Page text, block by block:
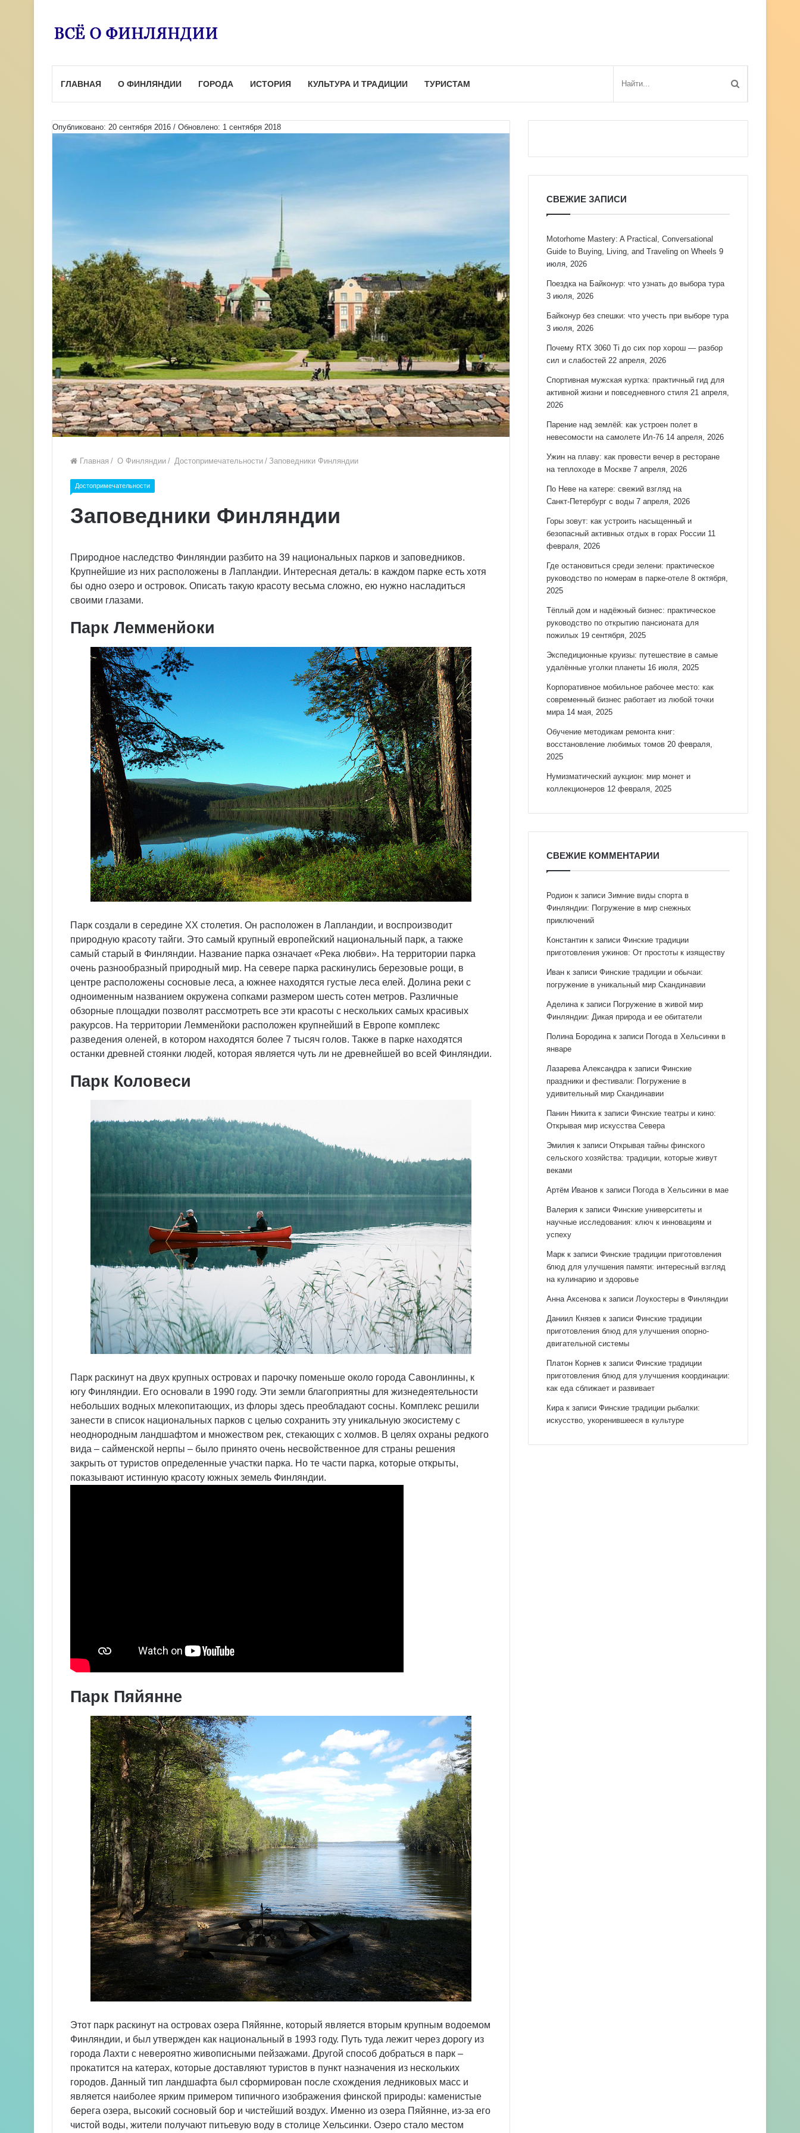
ГЛАВНАЯ О ФИНЛЯНДИИ ГОРОДА ИСТОРИЯ КУЛЬТУРА И ТРАДИЦИИ ТУРИСТАМ
Опубликовано: 20 сентября 2016 / Обновлено: 1 сентября 2018
Главная / О Финляндии / Достопримечательности / Заповедники Финляндии
Достопримечательности
Заповедники Финляндии
Природное наследство Финляндии разбито на 39 национальных парков и заповедников.
Крупнейшие из них расположены в Лапландии. Интересная деталь: в каждом парке есть хотя
бы одно озеро и островок. Описать такую красоту весьма сложно, ею нужно насладиться
своими глазами.
Парк Лемменйоки
Парк создали в середине XX столетия. Он расположен в Лапландии, и воспроизводит
природную красоту тайги. Это самый крупный европейский национальный парк, а также
самый старый в Финляндии. Название парка означает «Река любви». На территории парка
очень разнообразный природный мир. На севере парка раскинулись березовые рощи, в
центре расположены сосновые леса, а южнее находятся густые леса елей. Долина реки с
одноименным названием окружена сопками размером шесть сотен метров. Различные
обзорные площадки позволят рассмотреть все эти красоты с нескольких самых красивых
ракурсов. На территории Лемменйоки расположен крупнейший в Европе комплекс
разведения оленей, в котором находятся более 7 тысяч голов. Также в парке находятся
останки древней стоянки людей, которая является чуть ли не древнейшей во всей Финляндии.
Парк Коловеси
Парк раскинут на двух крупных островах и парочку поменьше около города Савонлинны, к
югу Финляндии. Его основали в 1990 году. Эти земли благоприятны для жизнедеятельности
небольших водных млекопитающих, из флоры здесь преобладают сосны. Комплекс решили
занести в список национальных парков с целью сохранить эту уникальную экосистему с
неоднородным ландшафтом и множеством рек, стекающих с холмов. В целях охраны редкого
вида – сайменской нерпы – было принято очень несвойственное для страны решения
закрыть от туристов определенные участки парка. Но те части парка, которые открыты,
показывают истинную красоту южных земель Финляндии.
Парк Пяйянне
Этот парк раскинут на островах озера Пяйянне, который является вторым крупным водоемом
Финляндии, и был утвержден как национальный в 1993 году. Путь туда лежит через дорогу из
города Лахти с невероятно живописными пейзажами. Другой способ добраться в парк –
прокатится на катерах, которые доставляют туристов в пункт назначения из нескольких
городов. Данный тип ландшафта был сформирован после схождения ледниковых масс и
является наиболее ярким примером типичного изображения финской природы: каменистые
берега озера, высокий сосновый бор и чистейший воздух. Именно из озера Пяйянне, из-за его
чистой воды, жители получают питьевую воду в столице Хельсинки. Озеро стало местом
СВЕЖИЕ ЗАПИСИ
Motorhome Mastery: A Practical, Conversational
Guide to Buying, Living, and Traveling on Wheels 9
июля, 2026
Поездка на Байконур: что узнать до выбора тура
3 июля, 2026
Байконур без спешки: что учесть при выборе тура
3 июля, 2026
Почему RTX 3060 Ti до сих пор хорош — разбор
сил и слабостей 22 апреля, 2026
Спортивная мужская куртка: практичный гид для
активной жизни и повседневного стиля 21 апреля,
2026
Парение над землёй: как устроен полет в
невесомости на самолете Ил-76 14 апреля, 2026
Ужин на плаву: как провести вечер в ресторане
на теплоходе в Москве 7 апреля, 2026
По Неве на катере: свежий взгляд на
Санкт‑Петербург с воды 7 апреля, 2026
Горы зовут: как устроить насыщенный и
безопасный активных отдых в горах России 11
февраля, 2026
Где остановиться среди зелени: практическое
руководство по номерам в парке-отеле 8 октября,
2025
Тёплый дом и надёжный бизнес: практическое
руководство по открытию пансионата для
пожилых 19 сентября, 2025
Экспедиционные круизы: путешествие в самые
удалённые уголки планеты 16 июля, 2025
Корпоративное мобильное рабочее место: как
современный бизнес работает из любой точки
мира 14 мая, 2025
Обучение методикам ремонта книг:
восстановление любимых томов 20 февраля,
2025
Нумизматический аукцион: мир монет и
коллекционеров 12 февраля, 2025
СВЕЖИЕ КОММЕНТАРИИ
Родион к записиЗимние виды спорта в
Финляндии: Погружение в мир снежных
приключений
Константин к записиФинские традиции
приготовления ужинов: От простоты к изяществу
Иван к записиФинские традиции и обычаи:
погружение в уникальный мир Скандинавии
Аделинак записи Погружение в живой мир
Финляндии: Дикая природа и ее обитатели
Полина Бородинак записи Погода в Хельсинки в
январе
Лазарева Александрак записиФинские
праздники и фестивали: Погружение в
удивительный мир Скандинавии
Панин Никитак записиФинские театры и кино:
Открывая мир искусства Севера
Эмилия к записиОткрывая тайны финского
сельского хозяйства: традиции, которые живут
веками
Артём Иванов к записи Погода в Хельсинки в мае
Валерия к записиФинские университеты и
научные исследования: ключ к инновациям и
успеху
Марк к записиФинские традиции приготовления
блюд для улучшения памяти: интересный взгляд
на кулинарию и здоровье
Анна Аксеновак записиЛоукостеры в Финляндии
Даниил Князев к записиФинские традиции
приготовления блюд для улучшения опорно-
двигательной системы
Платон Корнев к записиФинские традиции
приготовления блюд для улучшения координации:
как еда сближает и развивает
Кирак записиФинские традиции рыбалки:
искусство, укоренившееся в культуре